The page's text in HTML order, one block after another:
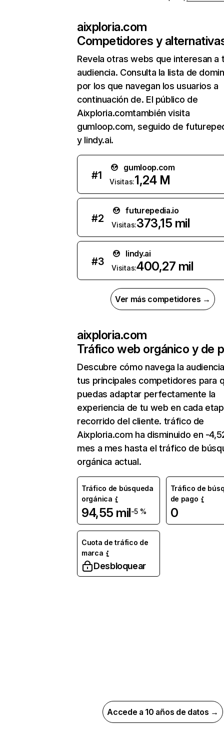
aixploria.com
Competidores y
Revela otras webs que interesan a
audiencia. Consulta la lista de
por los que navegan los usuarios a
continuación de. El público de
Aixploria.comtambién visita
gumloop.com, seguido de
y lindy.ai.
#1
gumloop.com
Visitas:1,24 M
#2
futurepedia.io
Visitas:373,15 mil
#3
lindy.ai
Visitas:400,27 mil
Ver más competidores →
aixploria.com
Tráfico web orgánico y de
Descubre cómo navega la
tus principales competidores para
puedas adaptar perfectamente la
experiencia de tu web en cada
recorrido del cliente. tráfico de
Aixploria.com ha disminuido en -
mes a mes hasta el tráfico de
orgánica actual.
Tráfico de búsqueda
orgánica
94,55 mil-5 %
Tráfico de
de pago
0
Cuota de tráfico de
marca
Desbloquear
Accede a 10 años de datos →